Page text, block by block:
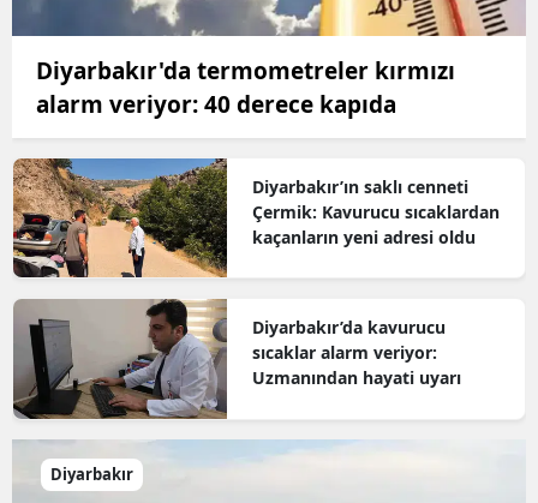
Diyarbakır'da termometreler kırmızı
alarm veriyor: 40 derece kapıda
Diyarbakır’ın saklı cenneti
Çermik: Kavurucu sıcaklardan
kaçanların yeni adresi oldu
Diyarbakır’da kavurucu
sıcaklar alarm veriyor:
Uzmanından hayati uyarı
Diyarbakır